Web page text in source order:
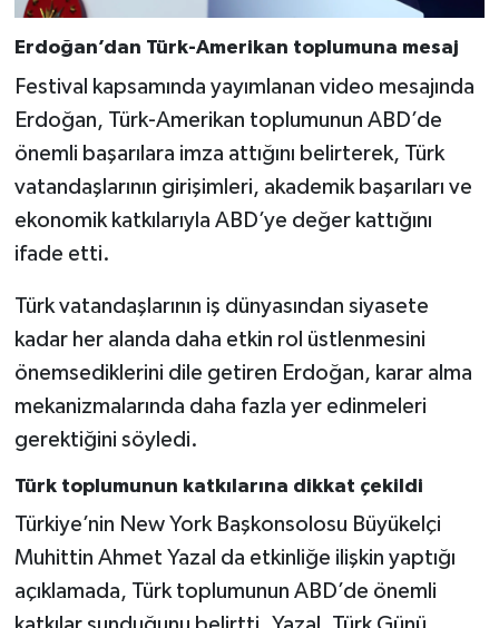
Erdoğan’dan Türk-Amerikan toplumuna mesaj
Festival kapsamında yayımlanan video mesajında
Erdoğan, Türk-Amerikan toplumunun ABD’de
önemli başarılara imza attığını belirterek, Türk
vatandaşlarının girişimleri, akademik başarıları ve
ekonomik katkılarıyla ABD’ye değer kattığını
ifade etti.
Türk vatandaşlarının iş dünyasından siyasete
kadar her alanda daha etkin rol üstlenmesini
önemsediklerini dile getiren Erdoğan, karar alma
mekanizmalarında daha fazla yer edinmeleri
gerektiğini söyledi.
Türk toplumunun katkılarına dikkat çekildi
Türkiye’nin New York Başkonsolosu Büyükelçi
Muhittin Ahmet Yazal da etkinliğe ilişkin yaptığı
açıklamada, Türk toplumunun ABD’de önemli